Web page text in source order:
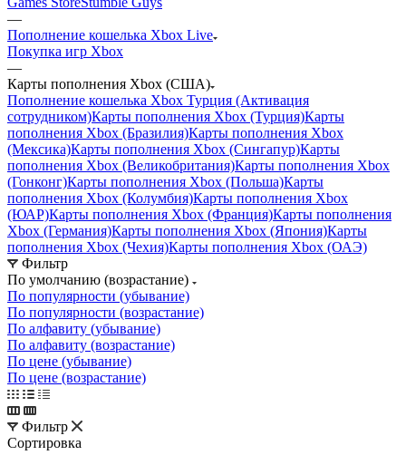
—
Пополнение кошелька Xbox Live
Покупка игр Xbox
—
Карты пополнения Xbox (США)
Пополнение кошелька Xbox Турция (Активация
сотрудником)Карты пополнения Xbox (Турция)Карты
пополнения Xbox (Бразилия)Карты пополнения Xbox
(Мексика)Карты пополнения Xbox (Сингапур)Карты
пополнения Xbox (Великобритания)Карты пополнения Xbox
(Гонконг)Карты пополнения Xbox (Польша)Карты
пополнения Xbox (Колумбия)Карты пополнения Xbox
(ЮАР)Карты пополнения Xbox (Франция)Карты пополнения
Xbox (Германия)Карты пополнения Xbox (Япония)Карты
пополнения Xbox (Чехия)Карты пополнения Xbox (ОАЭ)
Фильтр
По умолчанию (возрастание)
По популярности (убывание)
По популярности (возрастание)
По алфавиту (убывание)
По алфавиту (возрастание)
По цене (убывание)
По цене (возрастание)
Фильтр
Сортировка